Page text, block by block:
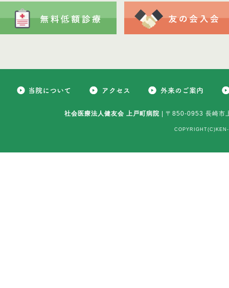
社会医療法人健友会 上戸町病院 | 〒850-0953 長崎